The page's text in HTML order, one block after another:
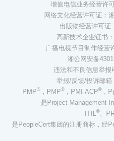
增值电信业务经营许
网络文化经营许可证：
出版物经营许可证
高新技术企业证书
广播电视节目制作经营
湘公网安备
违法和不良信息举报
举报/反馈/投诉邮
PMP®，PMP®，PMI-ACP®，
是Project Management
ITIL®、
是PeopleCert集团的注册商标，经